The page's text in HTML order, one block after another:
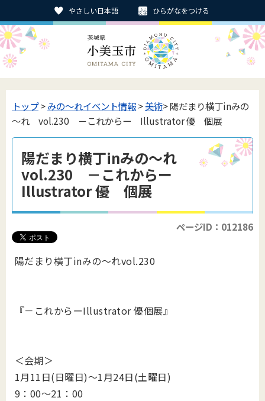
やさしい日本語 ひらがなをつける
トップ>みの〜れイベント情報>美術> 陽だまり横丁inみの
～れ vol.230 －これからー Illustrator 優 個展
陽だまり横丁inみの～れ
vol.230 －これからー
Illustrator 優 個展
ページID：012186
陽だまり横丁inみの～れvol.230
『－これからーIllustrator 優個展』
＜会期＞
1月11日(日曜日)～1月24日(土曜日)
9：00～21：00